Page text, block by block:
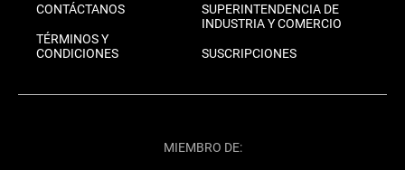
CONTÁCTANOS
TÉRMINOS Y
CONDICIONES
SUPERINTENDENCIA DE
INDUSTRIA Y COMERCIO
SUSCRIPCIONES
MIEMBRO DE: